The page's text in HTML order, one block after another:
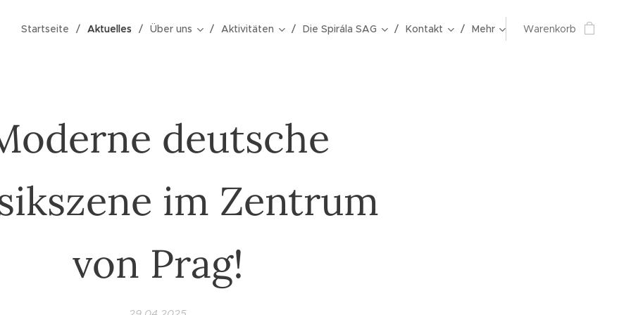
Startseite Aktuelles Über uns Aktivitäten Die Spirála SAG Kontakt Mehr Warenkorb
deutsche
im Zentrum
von Prag!